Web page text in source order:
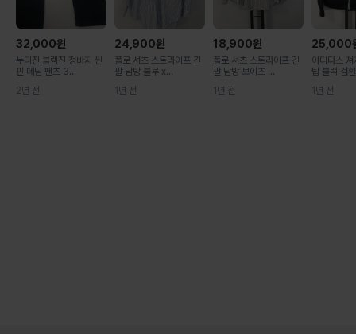
32,000원
누디진 블랙진 청바지 씬
핀 데님 팬츠 3...
2년 전
24,900원
폴로 셔츠 스트라이프 긴
팔 남방 블루 x...
1년 전
18,900원
폴로 셔츠 스트라이프 긴
팔 남방 보이즈 ...
1년 전
25,000
아디다스
탑 블랙 검
1년 전